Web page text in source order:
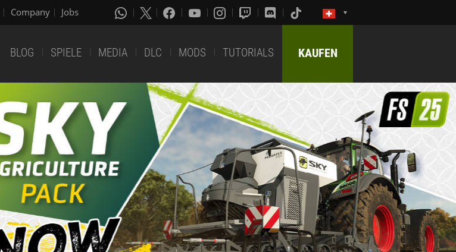
Company Jobs
BLOG SPIELE MEDIA DLC MODS TUTORIALS KAUFEN